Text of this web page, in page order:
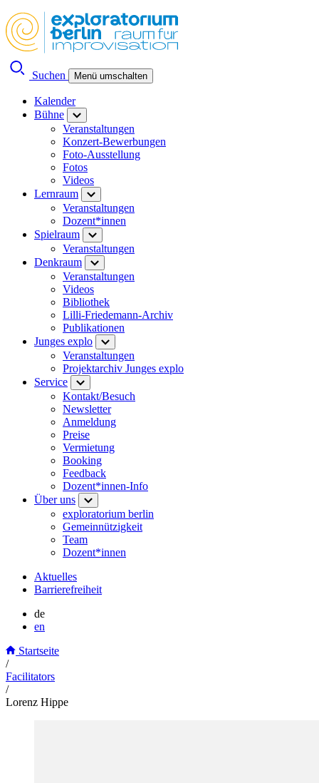
Suchen Menü umschalten
Kalender
Bühne
Veranstaltungen
Konzert-Bewerbungen
Foto-Ausstellung
Fotos
Videos
Lernraum
Veranstaltungen
Dozent*innen
Spielraum
Veranstaltungen
Denkraum
Veranstaltungen
Videos
Bibliothek
Lilli-Friedemann-Archiv
Publikationen
Junges explo
Veranstaltungen
Projektarchiv Junges explo
Service
Kontakt/Besuch
Newsletter
Anmeldung
Preise
Vermietung
Booking
Feedback
Dozent*innen-Info
Über uns
exploratorium berlin
Gemeinnützigkeit
Team
Dozent*innen
Aktuelles
Barrierefreiheit
de
en
Startseite
/
Facilitators
/
Lorenz Hippe